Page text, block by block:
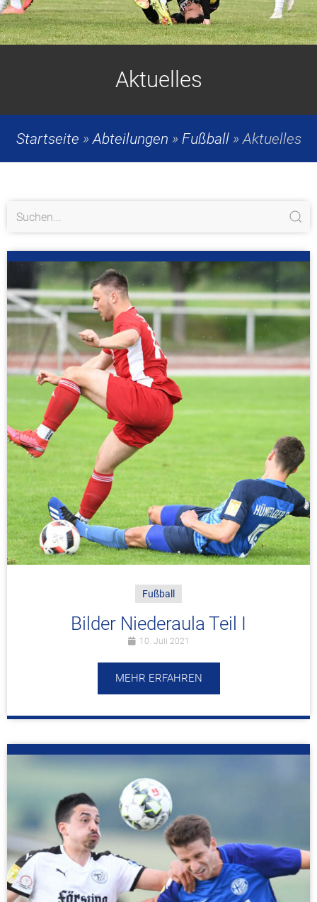
Aktuelles
Startseite »Abteilungen » Fußball»Aktuelles
Fußball
Bilder Niederaula Teil I
10. Juli 2021
MEHR ERFAHREN